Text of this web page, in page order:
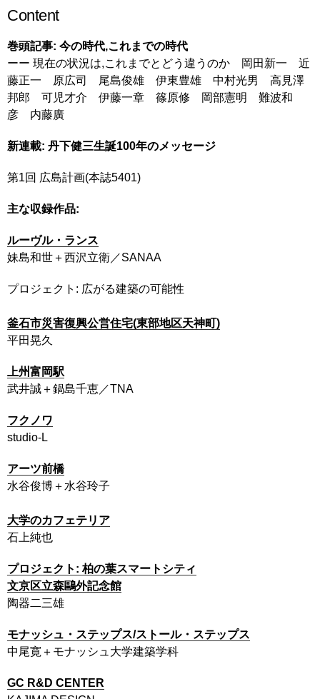
Content
巻頭記事: 今の時代,これまでの時代
ーー 現在の状況は,これまでとどう違うのか 岡田新一 近
藤正一 原広司 尾島俊雄 伊東豊雄 中村光男 高見澤
邦郎 可児才介 伊藤一章 篠原修 岡部憲明 難波和
彦 内藤廣
新連載: 丹下健三生誕100年のメッセージ
第1回 広島計画(本誌5401)
主な収録作品:
ルーヴル・ランス
妹島和世＋西沢立衛／SANAA
プロジェクト: 広がる建築の可能性
釜石市災害復興公営住宅(東部地区天神町)
平田晃久
上州富岡駅
武井誠＋鍋島千恵／TNA
フクノワ
studio-L
アーツ前橋
水谷俊博＋水谷玲子
大学のカフェテリア
石上純也
プロジェクト: 柏の葉スマートシティ
文京区立森鷗外記念館
陶器二三雄
モナッシュ・ステップス/ストール・ステップス
中尾寛＋モナッシュ大学建築学科
GC R&D CENTER